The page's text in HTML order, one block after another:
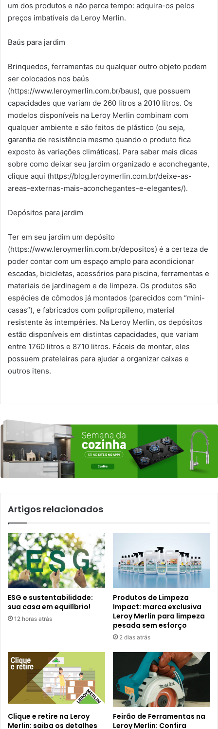
um dos produtos e não perca tempo: adquira-os pelos
preços imbatíveis da Leroy Merlin.
Baús para jardim
Brinquedos, ferramentas ou qualquer outro objeto podem
ser colocados nos baús
(https://www.leroymerlin.com.br/baus), que possuem
capacidades que variam de 260 litros a 2010 litros. Os
modelos disponíveis na Leroy Merlin combinam com
qualquer ambiente e são feitos de plástico (ou seja,
garantia de resistência mesmo quando o produto fica
exposto às variações climáticas). Para saber mais dicas
sobre como deixar seu jardim organizado e aconchegante,
clique aqui (https://blog.leroymerlin.com.br/deixe-as-
areas-externas-mais-aconchegantes-e-elegantes/).
Depósitos para jardim
Ter em seu jardim um depósito
(https://www.leroymerlin.com.br/depositos) é a certeza de
poder contar com um espaço amplo para acondicionar
escadas, bicicletas, acessórios para piscina, ferramentas e
materiais de jardinagem e de limpeza. Os produtos são
espécies de cômodos já montados (parecidos com “mini-
casas”), e fabricados com polipropileno, material
resistente às intempéries. Na Leroy Merlin, os depósitos
estão disponíveis em distintas capacidades, que variam
entre 1760 litros e 8710 litros. Fáceis de montar, eles
possuem prateleiras para ajudar a organizar caixas e
outros itens.
Artigos relacionados
ESG e sustentabilidade:
sua casa em equilíbrio!
12 horas atrás
Produtos de Limpeza
Impact: marca exclusiva
Leroy Merlin para limpeza
pesada sem esforço
2 dias atrás
Clique e retire na Leroy
Merlin: saiba os detalhes
Feirão de Ferramentas na
Leroy Merlin: Confira